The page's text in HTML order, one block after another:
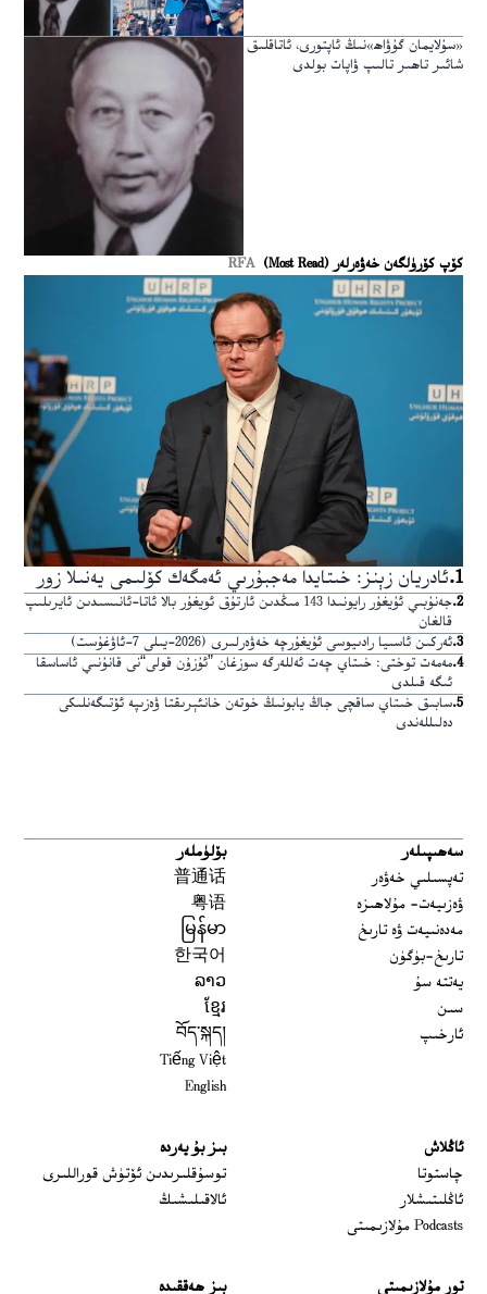
«سۇلايمان گۇۋاھ»نىڭ ئاپتورى، ئاتاقلىق
شائىر تاھىر تالىپ ۋاپات بولدى
كۆپ كۆرۈلگەن خەۋەرلەر (Most Read) RFA
1
.ئادريان زېنز: خىتايدا مەجبۇرىي ئەمگەك كۆلىمى يەنىلا زور
2
.
جەنۇبىي ئۇيغۇر رايونىدا 143 مىڭدىن ئارتۇق ئويغۇر بالا ئاتا-ئانىسىدىن ئايرىلىپ
قالغان
3
.ئەركىن ئاسىيا رادىيوسى ئۇيغۇرچە خەۋەرلىرى (2026-يىلى 7-ئاۋغۇست)
4
.مەمەت توختى: خىتاي چەت ئەللەرگە سوزغان ”ئۇزۇن قولى“نى قانۇنىي ئاساسقا
ئىگە قىلدى
5
.سابىق خىتاي ساقچى جاڭ يابونىڭ خوتەن خانئېرىقتا ۋەزىپە ئۆتىگەنلىكى
دەلىللەندى
سەھىپىلەر
تەپسىلىي خەۋەر
ۋەزىيەت- مۇلاھىزە
مەدەنىيەت ۋە تارىخ
تارىخ-بۈگۈن
يەتتە سۇ
سىن
ئارخىپ
بۆلۈملەر
普通话
粤语
မြန်မာ
한국어
ລາວ
ខ្មែរ
བོད་སྐད།
Tiếng Việt
English
ئاڭلاش
چاستوتا
ئاڭلىتىشلار
Podcasts مۇلازىمىتى
بىز بۇ يەردە
توسۇقلىرىدىن ئۆتۈش قوراللىرى
ئالاقىلىشىڭ
تور مۇلازىمىتى بىز ھەققىدە